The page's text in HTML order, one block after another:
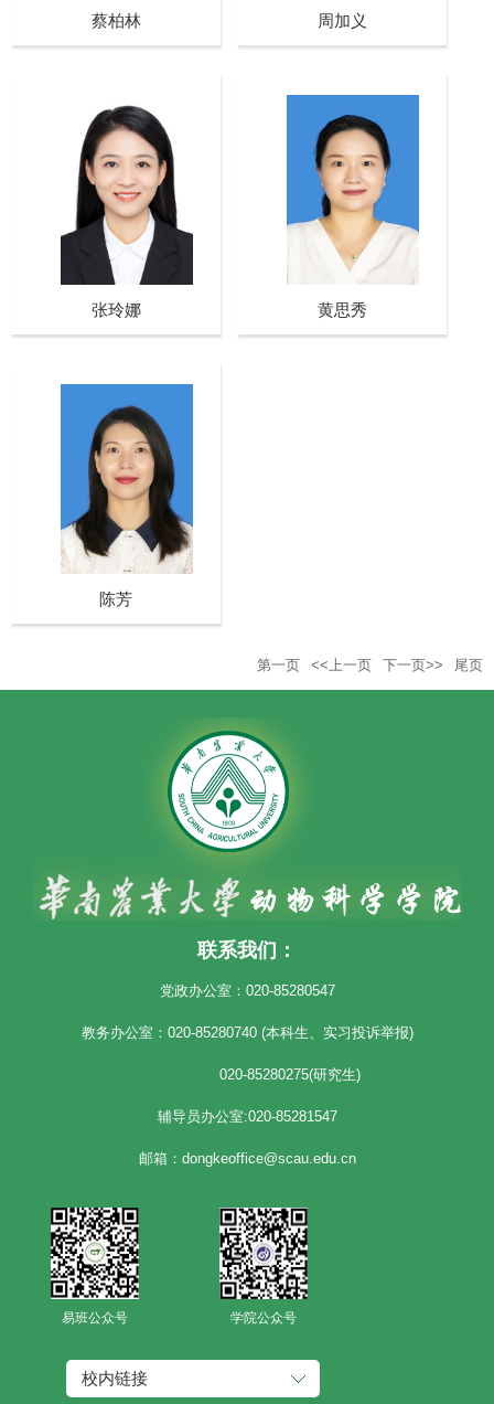
蔡柏林 周加义
张玲娜 黄思秀
陈芳
第一页 <<上一页 下一页>> 尾页
联系我们：
党政办公室：020-85280547
教务办公室：020-85280740 (本科生、实习投诉举报)
020-85280275(研究生)
辅导员办公室:020-85281547
邮箱：dongkeoffice@scau.edu.cn
易班公众号 学院公众号
校内链接